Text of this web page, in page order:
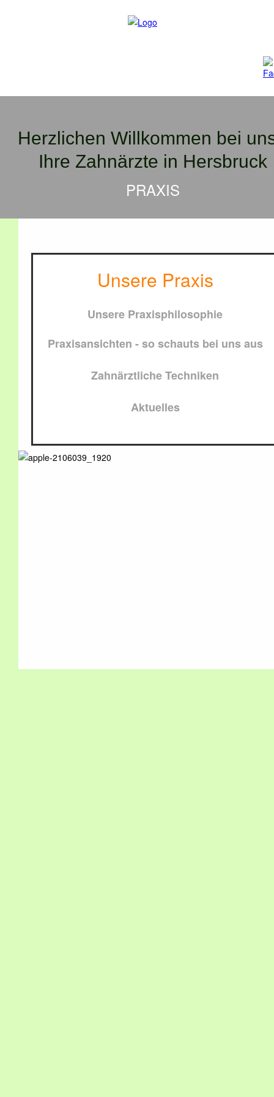
Herzlichen Willkommen bei
Ihre Zahnärzte in Hersbruck
PRAXIS
Unsere Praxis
Unsere Praxisphilosophie
Praxisansichten - so schauts bei uns aus
Zahnärztliche Techniken
Aktuelles